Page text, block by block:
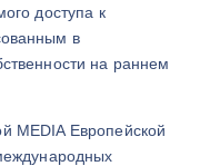
доступа к
в
на раннем
MEDIAЕвропейской